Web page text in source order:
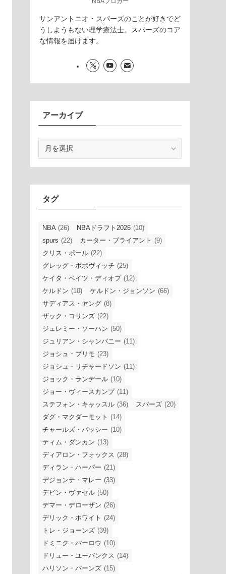
サンアントニオ・スパーズのことが好きでど
うしようもない理学療法士。スパーズのコア
な情報を届けます。
アーカイブ
ブ
タグ
NBA (26) NBAドラフト2026 (10)
spurs (22) カーター・ブライアント (9)
クリス・ポール (22)
グレッグ・ポポヴィッチ (25)
ケイタ・ベイツ・ディオプ (12)
ケルドン (10) ケルドン・ジョンソン (66)
サディアス・ヤング (8)
ザック・コリンズ (22)
ジェレミー・ソーハン (50)
ジュリアン・シャンパニー (11)
ジョシュ・プリモ (23)
ジョシュ・リチャードソン (11)
ジョック・ランデール (10)
ジョー・ヴィースカンプ (11)
ステフォン・キャッスル (36) スパーズ (20)
ダグ・マクダーモット (14)
チャールズ・バッシー (10)
ティム・ダンカン (13)
ディアロン・フォックス (28)
ディラン・ハーパー (21)
デジョンテ・マレー (33)
デビン・ヴァセル (50)
デマー・デローザン (26)
デリック・ホワイト (24)
トレ・ジョーンズ (39)
ドミニク・バーロウ (10)
ドリュー・ユーバンクス (14)
ハリソン・バーンズ (15)